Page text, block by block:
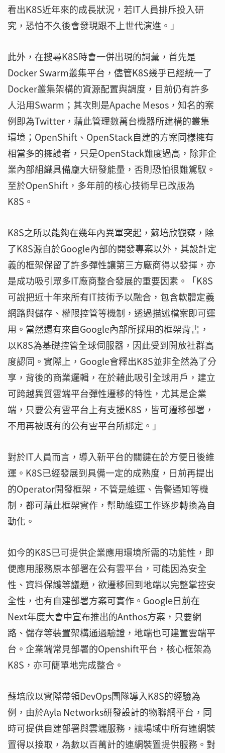
看出K8S近年來的成長狀況，若IT人員排斥投入研
究，恐怕不久後會發現跟不上世代演進。」
此外，在搜尋K8S時會一併出現的詞彙，首先是
Docker Swarm叢集平台，儘管K8S幾乎已經統一了
Docker叢集架構的資源配置與調度，目前仍有許多
人沿用Swarm；其次則是Apache Mesos，知名的案
例即為Twitter，藉此管理數萬台機器所建構的叢集
環境；OpenShift、OpenStack自建的方案同樣擁有
相當多的擁護者，只是OpenStack難度過高，除非企
業內部組織具備龐大研發能量，否則恐怕很難駕馭。
至於OpenShift，多年前的核心技術早已改版為
K8S。
K8S之所以能夠在幾年內異軍突起，蘇培欣觀察，除
了K8S源自於Google內部的開發專案以外，其設計定
義的框架保留了許多彈性讓第三方廠商得以發揮，亦
是成功吸引眾多IT廠商整合發展的重要因素。「K8S
可說把近十年來所有IT技術予以融合，包含軟體定義
網路與儲存、權限控管等機制，透過描述檔案即可運
用。當然還有來自Google內部所採用的框架背書，
以K8S為基礎控管全球伺服器，因此受到開放社群高
度認同。實際上，Google會釋出K8S並非全然為了分
享，背後的商業邏輯，在於藉此吸引全球用戶，建立
可跨越異質雲端平台彈性遷移的特性，尤其是企業
端，只要公有雲平台上有支援K8S，皆可遷移部署，
不用再被既有的公有雲平台所綁定。」
對於IT人員而言，導入新平台的關鍵在於方便日後維
運。K8S已經發展到具備一定的成熟度，日前再提出
的Operator開發框架，不管是維運、告警通知等機
制，都可藉此框架實作，幫助維運工作逐步轉換為自
動化。
如今的K8S已可提供企業應用環境所需的功能性，即
便應用服務原本部署在公有雲平台，可能因為安全
性、資料保護等議題，欲遷移回到地端以完整掌控安
全性，也有自建部署方案可實作。Google日前在
Next年度大會中宣布推出的Anthos方案，只要網
路、儲存等裝置架構通過驗證，地端也可建置雲端平
台。企業端常見部署的Openshift平台，核心框架為
K8S，亦可簡單地完成整合。
蘇培欣以實際帶領DevOps團隊導入K8S的經驗為
例，由於Ayla Networks研發設計的物聯網平台，同
時可提供自建部署與雲端服務，讓場域中所有連網裝
置得以接取，為數以百萬計的連網裝置提供服務。對